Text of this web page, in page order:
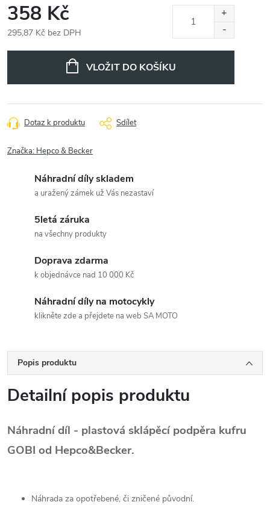
358 Kč
295,87 Kč bez DPH
VLOŽIT DO KOŠÍKU
Dotaz k produktu Sdílet
Značka: Hepco & Becker
Náhradní díly skladem
a uražený zámek už Vás nezastaví
5letá záruka
na všechny produkty
Doprava zdarma
k objednávce nad 10 000 Kč
Náhradní díly na motocykly
klikněte zde a přejdete na web SA MOTO
Popis produktu
Detailní popis produktu
Náhradní díl - plastová sklápěcí podpěra kufru
GOBI od Hepco&Becker.
Náhrada za opotřebené, či zničené původní.